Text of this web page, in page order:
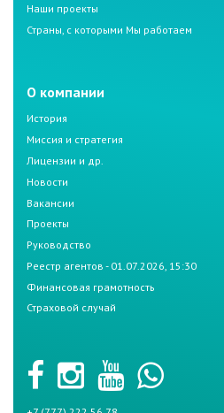
Наши проекты
Страны, с которыми Мы работаем
О компании
История
Миссия и стратегия
Лицензии и др.
Новости
Вакансии
Проекты
Руководство
Реестр агентов - 01.07.2026, 15:30
Финансовая грамотность
Страховой случай